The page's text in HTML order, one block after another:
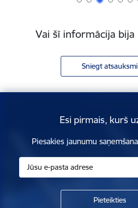
Vai šī informācija bija
Sniegt atsauksmi
Esi pirmais, kurš
Piesakies jaunumu